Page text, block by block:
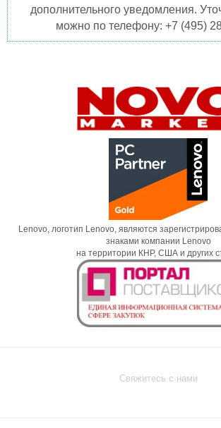
дополнительного уведомления.
можно по телефону: +7 (495)
Lenovo, логотип Lenovo, являются
знаками компании Lenovo
на территории КНР, США и других
Свяжитесь с нами